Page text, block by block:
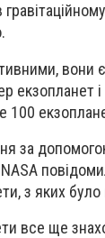
вони
екзопланет
100
за
з яких
все ще